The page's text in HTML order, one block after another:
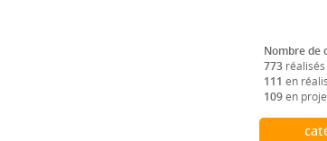
Nombre de
773 réalisés
111 en
109en